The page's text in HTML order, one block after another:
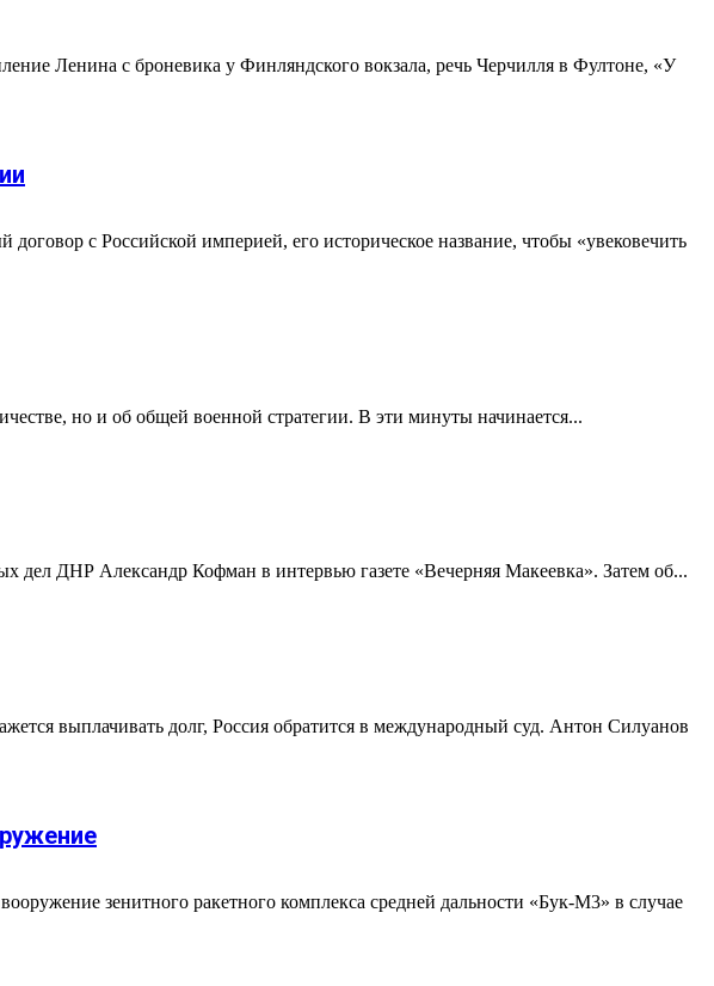
Ленина с броневика у Финляндского вокзала, речь Черчилля в Фултоне, «У
с Российской империей, его историческое название, чтобы «увековечить
но и об общей военной стратегии. В эти минуты начинается...
дел ДНР Александр Кофман в интервью газете «Вечерняя Макеевка». Затем об...
выплачивать долг, Россия обратится в международный суд. Антон Силуанов
зенитного ракетного комплекса средней дальности «Бук-М3» в случае